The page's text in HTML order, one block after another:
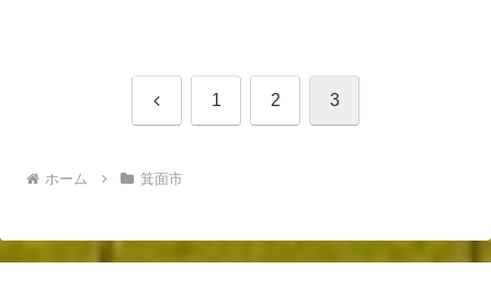
前 1 2 3
ホーム 箕面市